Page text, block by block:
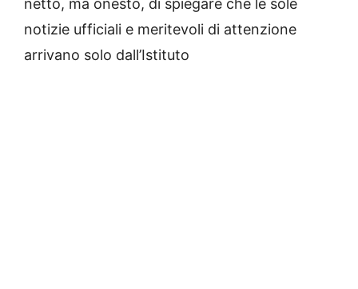
netto, ma onesto, di spiegare che le sole
notizie ufficiali e meritevoli di attenzione
arrivano solo dall’Istituto